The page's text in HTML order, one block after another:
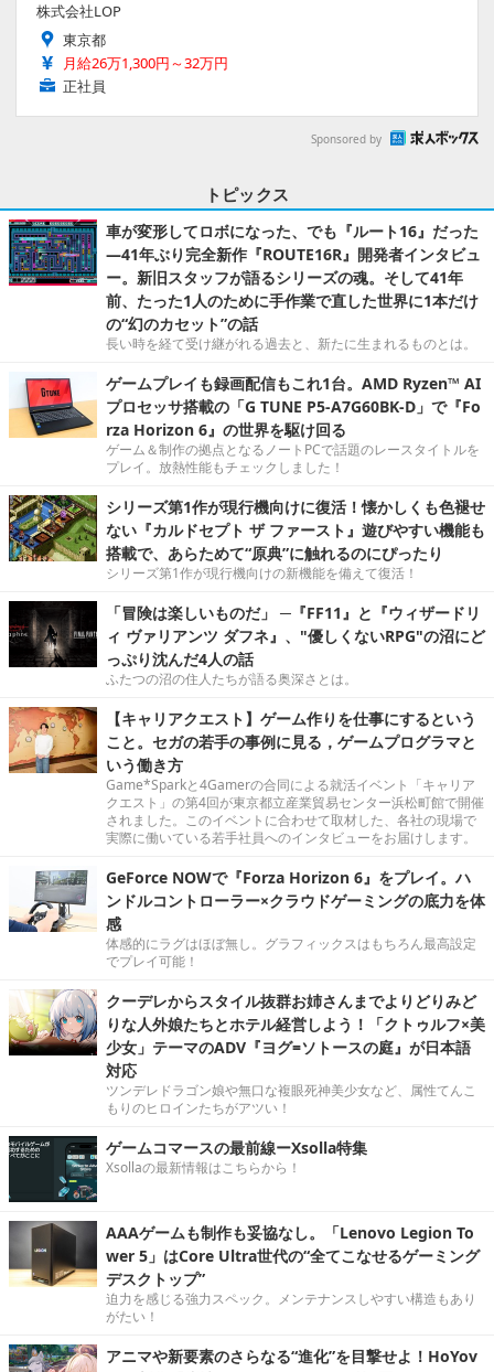
株式会社LOP
東京都
月給26万1,300円～32万円
正社員
Sponsored by
トピックス
車が変形してロボになった、でも『ルート16』だった
―41年ぶり完全新作『ROUTE16R』開発者インタビュ
ー。新旧スタッフが語るシリーズの魂。そして41年
前、たった1人のために手作業で直した世界に1本だけ
の“幻のカセット”の話
長い時を経て受け継がれる過去と、新たに生まれるものとは。
ゲームプレイも録画配信もこれ1台。AMD Ryzen™ AI
プロセッサ搭載の「G TUNE P5-A7G60BK-D」で『Fo
rza Horizon 6』の世界を駆け回る
ゲーム＆制作の拠点となるノートPCで話題のレースタイトルを
プレイ。放熱性能もチェックしました！
シリーズ第1作が現行機向けに復活！懐かしくも色褪せ
ない『カルドセプト ザ ファースト』遊びやすい機能も
搭載で、あらためて“原典”に触れるのにぴったり
シリーズ第1作が現行機向けの新機能を備えて復活！
「冒険は楽しいものだ」 ─『FF11』と『ウィザードリ
ィ ヴァリアンツ ダフネ』、"優しくないRPG"の沼にど
っぷり沈んだ4人の話
ふたつの沼の住人たちが語る奥深さとは。
【キャリアクエスト】ゲーム作りを仕事にするという
こと。セガの若手の事例に見る，ゲームプログラマと
いう働き方
Game*Sparkと4Gamerの合同による就活イベント「キャリア
クエスト」の第4回が東京都立産業貿易センター浜松町館で開催
されました。このイベントに合わせて取材した、各社の現場で
実際に働いている若手社員へのインタビューをお届けします。
GeForce NOWで『Forza Horizon 6』をプレイ。ハ
ンドルコントローラー×クラウドゲーミングの底力を体
感
体感的にラグはほぼ無し。グラフィックスはもちろん最高設定
でプレイ可能！
クーデレからスタイル抜群お姉さんまでよりどりみど
りな人外娘たちとホテル経営しよう！「クトゥルフ×美
少女」テーマのADV『ヨグ=ソトースの庭』が日本語
対応
ツンデレドラゴン娘や無口な複眼死神美少女など、属性てんこ
もりのヒロインたちがアツい！
ゲームコマースの最前線ーXsolla特集
Xsollaの最新情報はこちらから！
AAAゲームも制作も妥協なし。「Lenovo Legion To
wer 5」はCore Ultra世代の“全てこなせるゲーミング
デスクトップ”
迫力を感じる強力スペック。メンテナンスしやすい構造もあり
がたい！
アニマや新要素のさらなる“進化”を目撃せよ！HoYov